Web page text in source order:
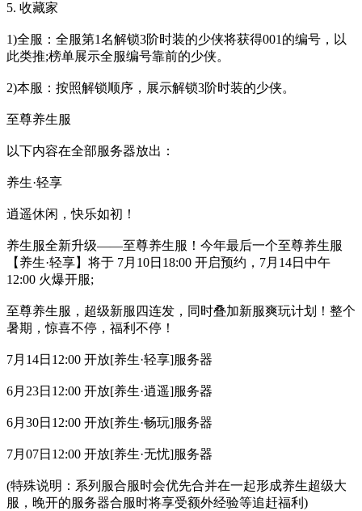
5. 收藏家
1)全服：全服第1名解锁3阶时装的少侠将获得001的编号，以
此类推;榜单展示全服编号靠前的少侠。
2)本服：按照解锁顺序，展示解锁3阶时装的少侠。
至尊养生服
以下内容在全部服务器放出：
养生·轻享
逍遥休闲，快乐如初！
养生服全新升级——至尊养生服！今年最后一个至尊养生服
【养生·轻享】将于 7月10日18:00 开启预约，7月14日中午
12:00 火爆开服;
至尊养生服，超级新服四连发，同时叠加新服爽玩计划！整个
暑期，惊喜不停，福利不停！
7月14日12:00 开放[养生·轻享]服务器
6月23日12:00 开放[养生·逍遥]服务器
6月30日12:00 开放[养生·畅玩]服务器
7月07日12:00 开放[养生·无忧]服务器
(特殊说明：系列服合服时会优先合并在一起形成养生超级大
服，晚开的服务器合服时将享受额外经验等追赶福利)